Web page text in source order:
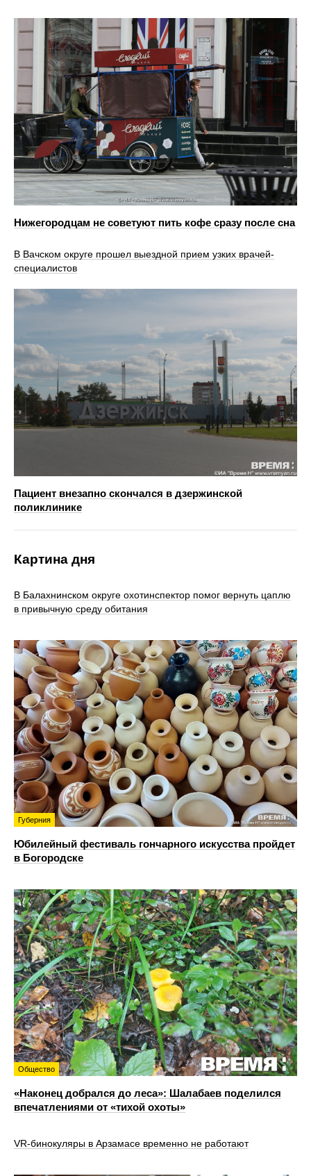
Нижегородцам не советуют пить кофе сразу после сна
В Вачском округе прошел выездной прием узких врачей-
специалистов
Пациент внезапно скончался в дзержинской
поликлинике
Картина дня
В Балахнинском округе охотинспектор помог вернуть цаплю
в привычную среду обитания
Губерния
Юбилейный фестиваль гончарного искусства пройдет
в Богородске
Общество
«Наконец добрался до леса»: Шалабаев поделился
впечатлениями от «тихой охоты»
VR‑бинокуляры в Арзамасе временно не работают